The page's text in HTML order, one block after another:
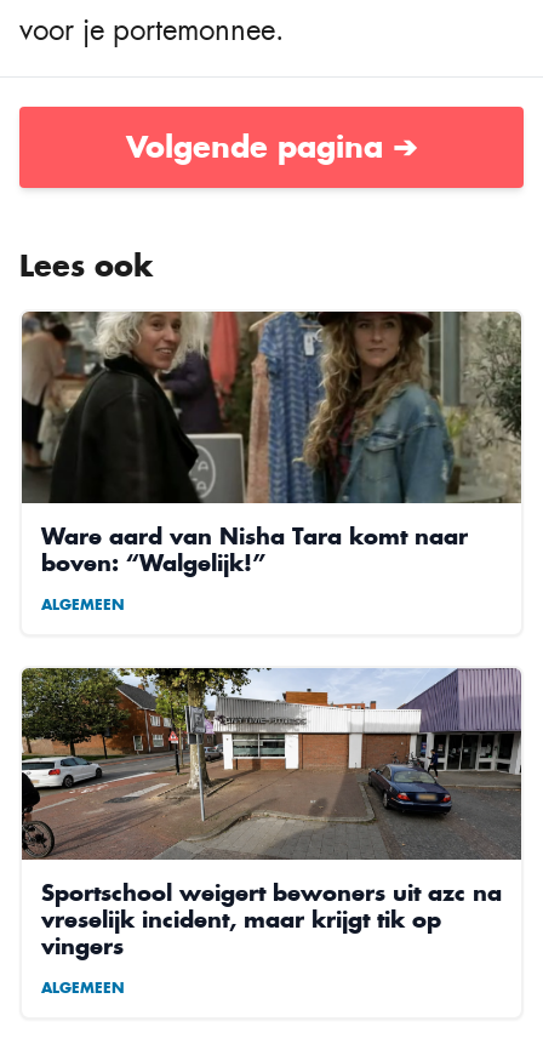
voor je portemonnee.
Volgende pagina ➔
Lees ook
Ware aard van Nisha Tara komt naar
boven: “Walgelijk!”
ALGEMEEN
Sportschool weigert bewoners uit azc na
vreselijk incident, maar krijgt tik op
vingers
ALGEMEEN